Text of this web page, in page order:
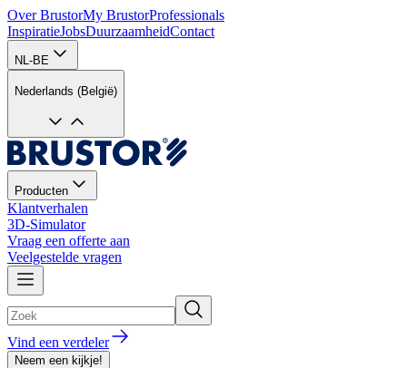
Over BrustorMy BrustorProfessionals
InspiratieJobsDuurzaamheidContact
NL-BE
Nederlands (België)
Producten
Klantverhalen
3D-Simulator
Vraag een offerte aan
Veelgestelde vragen
Vind een verdeler
Neem een kijkje!